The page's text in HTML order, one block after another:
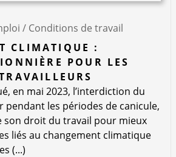
/ Conditions de travail
CLIMATIQUE :
POUR LES
en mai 2023, l’interdiction du
pendant les périodes de canicule,
son droit du travail pour mieux
liés au changement climatique
(...)